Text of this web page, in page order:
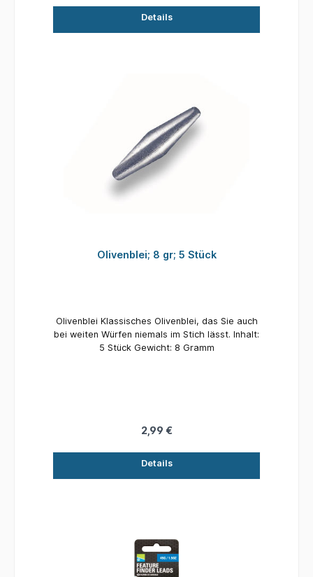
Details
Olivenblei; 8 gr; 5 Stück
Olivenblei Klassisches Olivenblei, das Sie auch
bei weiten Würfen niemals im Stich lässt. Inhalt:
5 Stück Gewicht: 8 Gramm
2,99 €
Details